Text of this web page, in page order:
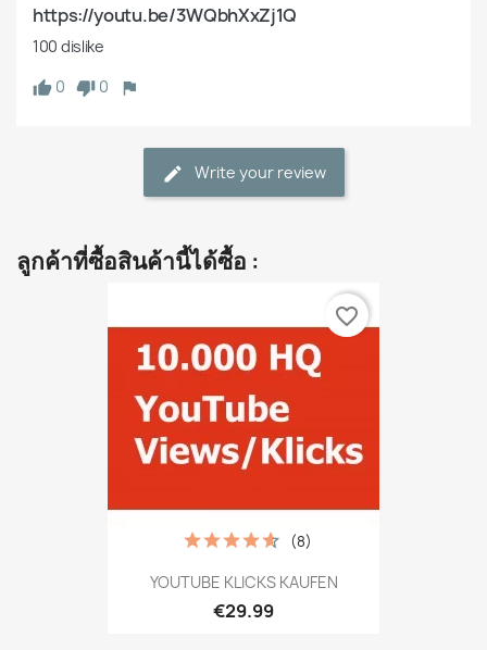
https://youtu.be/3WQbhXxZj1Q
100 dislike
0
0
Write your review
ลูกค้าที่ซื้อสินค้านี้ได้ซื้อ :
YOUTUBE KLICKS KAUFEN
€29.99
(8)
favorite_border